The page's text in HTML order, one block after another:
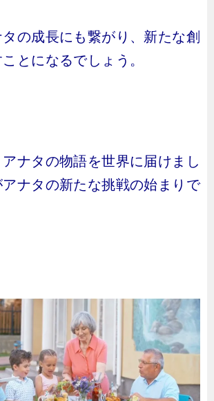
の成長にも繋がり、新たな創
とになるでしょう。
ナタの物語を世界に届けまし
アナタの新たな挑戦の始まりで